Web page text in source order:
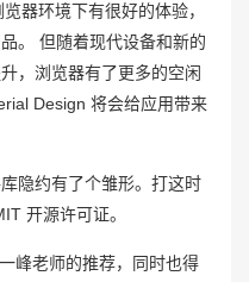
器环境下有很好的体验，
。 但随着现代设备和新的
，浏览器有了更多的空闲
Design 将会给应用带来
隐约有了个雏形。打这时
开源许可证。
峰老师的推荐，同时也得